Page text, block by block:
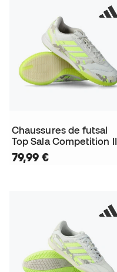
Chaussures de futsal
Top Sala Competition II
79,99 €